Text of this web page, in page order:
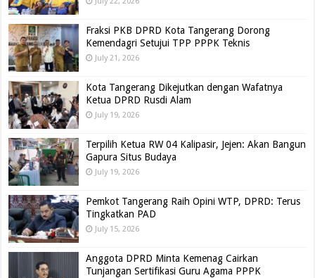
Fraksi PKB DPRD Kota Tangerang Dorong
Kemendagri Setujui TPP PPPK Teknis
July 21, 2026
Kota Tangerang Dikejutkan dengan Wafatnya
Ketua DPRD Rusdi Alam
July 19, 2026
Terpilih Ketua RW 04 Kalipasir, Jejen: Akan Bangun
Gapura Situs Budaya
July 19, 2026
Pemkot Tangerang Raih Opini WTP, DPRD: Terus
Tingkatkan PAD
July 15, 2026
Anggota DPRD Minta Kemenag Cairkan
Tunjangan Sertifikasi Guru Agama PPPK